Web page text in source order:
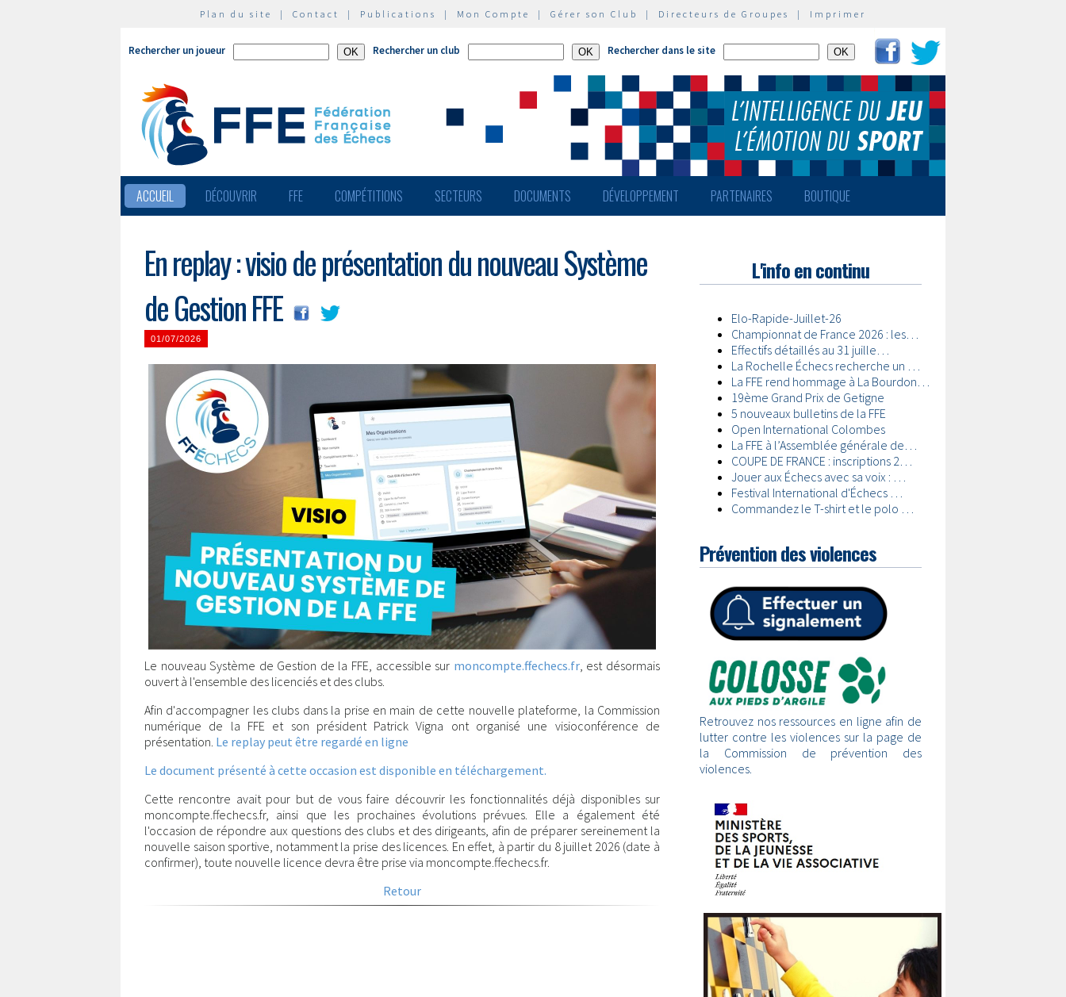
Plan du site | Contact | Publications | Mon Compte | Gérer son Club | Directeurs de Groupes | Imprimer
Rechercher un joueur Rechercher un club Rechercher dans le site
ACCUEIL DÉCOUVRIR FFE COMPÉTITIONS SECTEURS DOCUMENTS DÉVELOPPEMENT PARTENAIRES BOUTIQUE
En replay : visio de présentation du nouveau Système
de Gestion FFE
01/07/2026
Le nouveau Système de Gestion de la FFE, accessible sur moncompte.ffechecs.fr, est désormais
ouvert à l'ensemble des licenciés et des clubs.
Afin d'accompagner les clubs dans la prise en main de cette nouvelle plateforme, la Commission
numérique de la FFE et son président Patrick Vigna ont organisé une visioconférence de
présentation. Le replay peut être regardé en ligne
Le document présenté à cette occasion est disponible en téléchargement.
Cette rencontre avait pour but de vous faire découvrir les fonctionnalités déjà disponibles sur
moncompte.ffechecs.fr, ainsi que les prochaines évolutions prévues. Elle a également été
l'occasion de répondre aux questions des clubs et des dirigeants, afin de préparer sereinement la
nouvelle saison sportive, notamment la prise des licences. En effet, à partir du 8 juillet 2026 (date à
confirmer), toute nouvelle licence devra être prise via moncompte.ffechecs.fr.
Retour
L'info en continu
Prévention des violences
Retrouvez nos ressources en ligne afin de
lutter contre les violences sur la page de
la Commission de prévention des
violences.